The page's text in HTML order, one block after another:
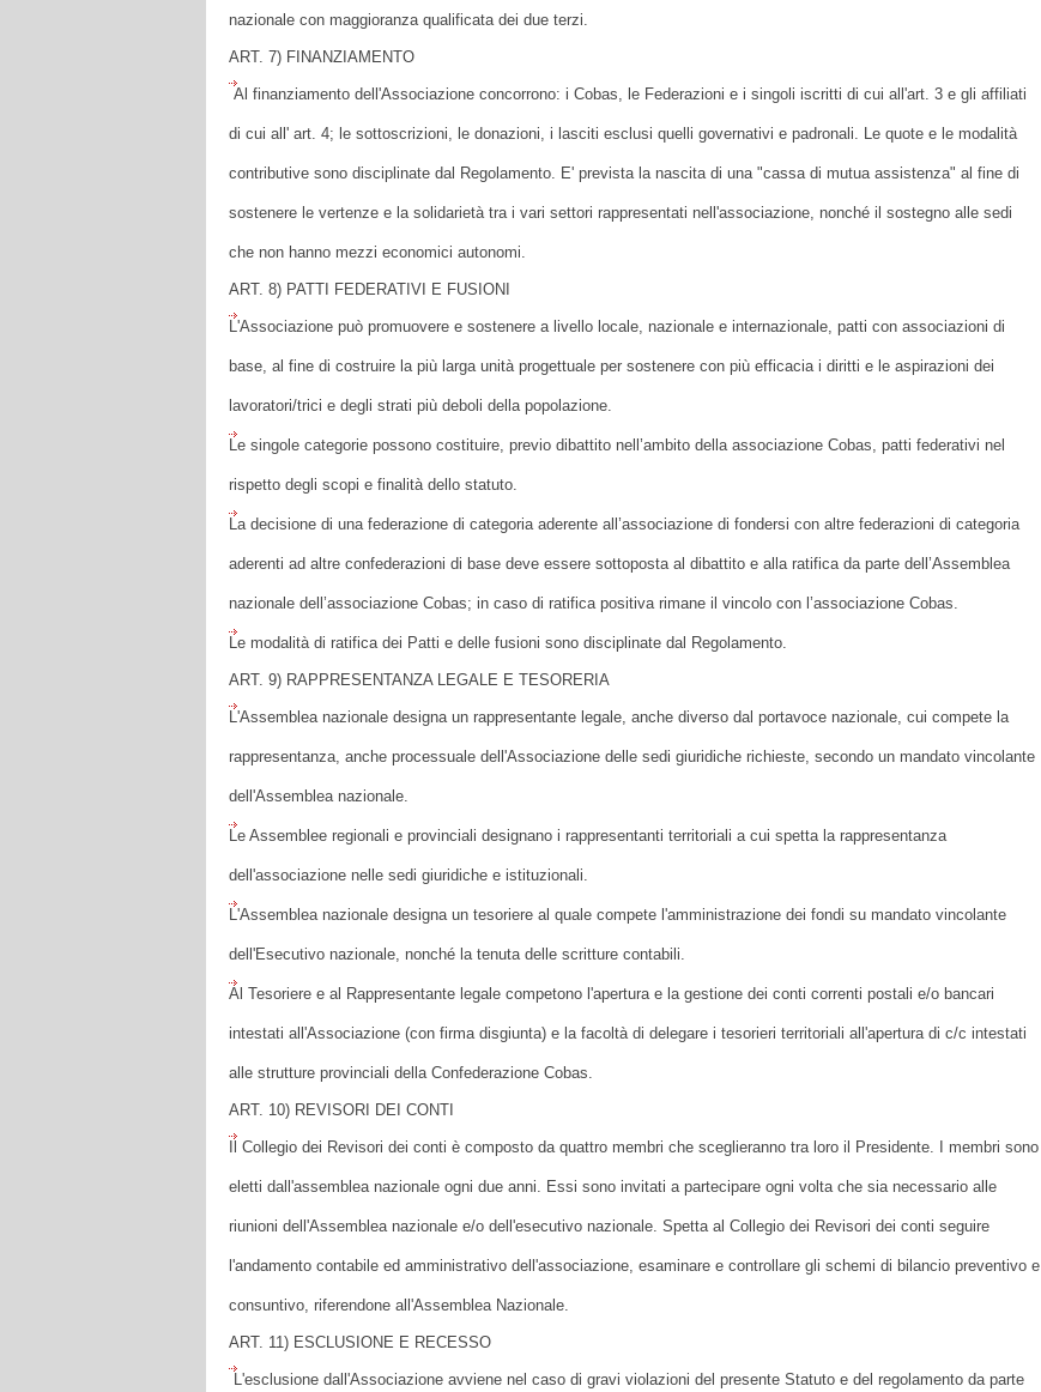
nazionale con maggioranza qualificata dei due terzi.
ART. 7) FINANZIAMENTO
Al finanziamento dell'Associazione concorrono: i Cobas, le Federazioni e i singoli iscritti di cui all'art. 3 e gli affiliati
di cui all' art. 4; le sottoscrizioni, le donazioni, i lasciti esclusi quelli governativi e padronali. Le quote e le modalità
contributive sono disciplinate dal Regolamento. E' prevista la nascita di una "cassa di mutua assistenza" al fine di
sostenere le vertenze e la solidarietà tra i vari settori rappresentati nell'associazione, nonché il sostegno alle sedi
che non hanno mezzi economici autonomi.
ART. 8) PATTI FEDERATIVI E FUSIONI
L'Associazione può promuovere e sostenere a livello locale, nazionale e internazionale, patti con associazioni di
base, al fine di costruire la più larga unità progettuale per sostenere con più efficacia i diritti e le aspirazioni dei
lavoratori/trici e degli strati più deboli della popolazione.
Le singole categorie possono costituire, previo dibattito nell’ambito della associazione Cobas, patti federativi nel
rispetto degli scopi e finalità dello statuto.
La decisione di una federazione di categoria aderente all’associazione di fondersi con altre federazioni di categoria
aderenti ad altre confederazioni di base deve essere sottoposta al dibattito e alla ratifica da parte dell’Assemblea
nazionale dell’associazione Cobas; in caso di ratifica positiva rimane il vincolo con l’associazione Cobas.
Le modalità di ratifica dei Patti e delle fusioni sono disciplinate dal Regolamento.
ART. 9) RAPPRESENTANZA LEGALE E TESORERIA
L'Assemblea nazionale designa un rappresentante legale, anche diverso dal portavoce nazionale, cui compete la
rappresentanza, anche processuale dell'Associazione delle sedi giuridiche richieste, secondo un mandato vincolante
dell'Assemblea nazionale.
Le Assemblee regionali e provinciali designano i rappresentanti territoriali a cui spetta la rappresentanza
dell'associazione nelle sedi giuridiche e istituzionali.
L'Assemblea nazionale designa un tesoriere al quale compete l'amministrazione dei fondi su mandato vincolante
dell'Esecutivo nazionale, nonché la tenuta delle scritture contabili.
Al Tesoriere e al Rappresentante legale competono l'apertura e la gestione dei conti correnti postali e/o bancari
intestati all'Associazione (con firma disgiunta) e la facoltà di delegare i tesorieri territoriali all'apertura di c/c intestati
alle strutture provinciali della Confederazione Cobas.
ART. 10) REVISORI DEI CONTI
Il Collegio dei Revisori dei conti è composto da quattro membri che sceglieranno tra loro il Presidente. I membri sono
eletti dall'assemblea nazionale ogni due anni. Essi sono invitati a partecipare ogni volta che sia necessario alle
riunioni dell'Assemblea nazionale e/o dell'esecutivo nazionale. Spetta al Collegio dei Revisori dei conti seguire
l'andamento contabile ed amministrativo dell'associazione, esaminare e controllare gli schemi di bilancio preventivo e
consuntivo, riferendone all'Assemblea Nazionale.
ART. 11) ESCLUSIONE E RECESSO
L'esclusione dall'Associazione avviene nel caso di gravi violazioni del presente Statuto e del regolamento da parte